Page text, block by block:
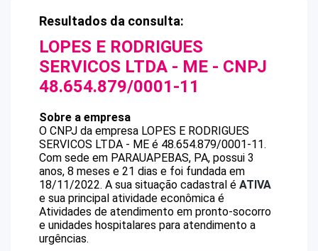
Resultados da consulta:
LOPES E RODRIGUES
SERVICOS LTDA - ME - CNPJ
48.654.879/0001-11
Sobre a empresa
O CNPJ da empresa LOPES E RODRIGUES
SERVICOS LTDA - ME é 48.654.879/0001-11.
Com sede em PARAUAPEBAS, PA, possui 3
anos, 8 meses e 21 dias e foi fundada em
18/11/2022. A sua situação cadastral é ATIVA
e sua principal atividade econômica é
Atividades de atendimento em pronto-socorro
e unidades hospitalares para atendimento a
urgências.